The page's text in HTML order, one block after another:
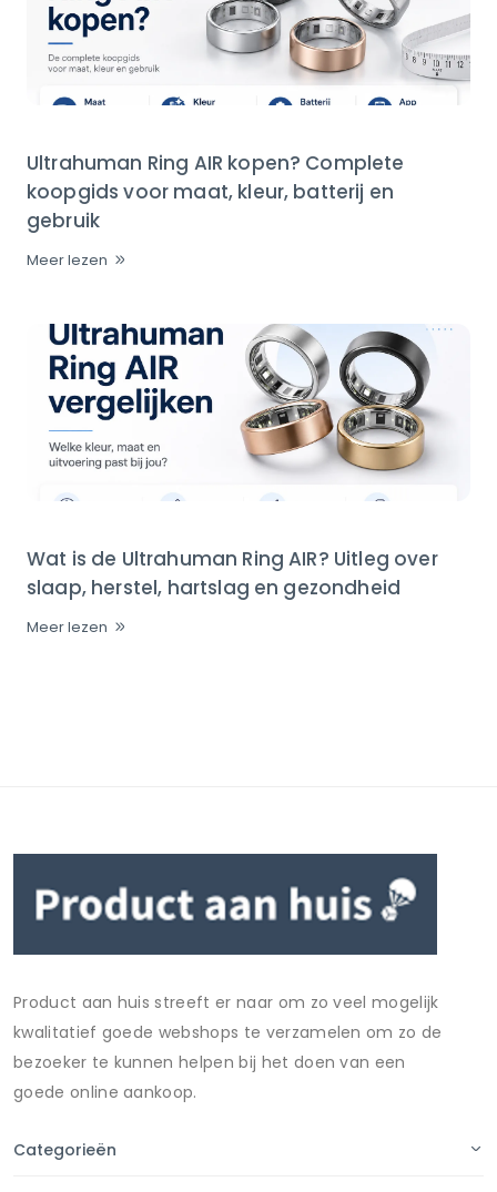
Ultrahuman Ring AIR kopen? Complete
koopgids voor maat, kleur, batterij en
gebruik
Meer lezen
Wat is de Ultrahuman Ring AIR? Uitleg over
slaap, herstel, hartslag en gezondheid
Meer lezen
Product aan huis streeft er naar om zo veel mogelijk
kwalitatief goede webshops te verzamelen om zo de
bezoeker te kunnen helpen bij het doen van een
goede online aankoop.
Categorieën